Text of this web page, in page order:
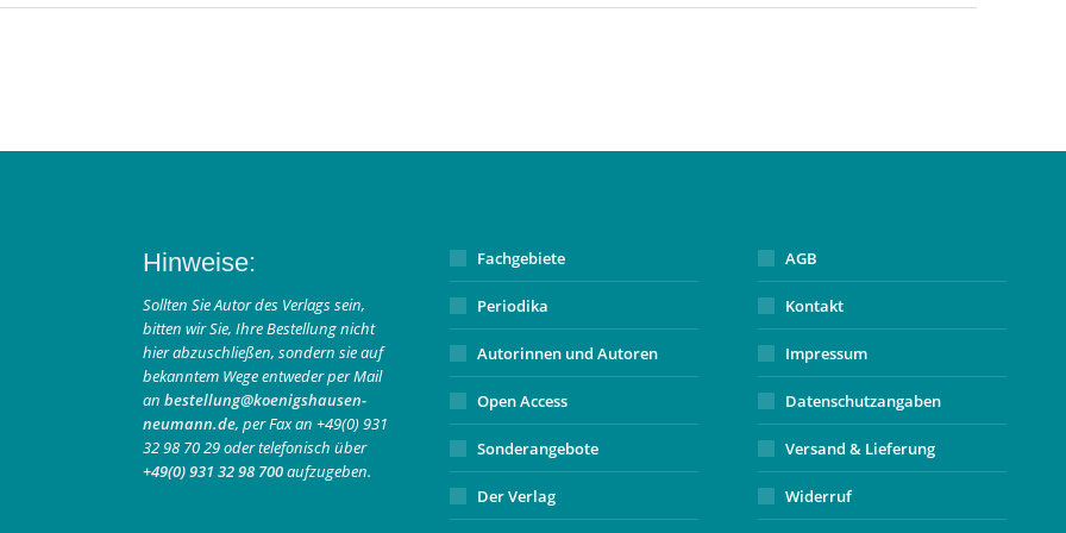
Hinweise:
Sollten Sie Autor des Verlags sein,
bitten wir Sie, Ihre Bestellung nicht
hier abzuschließen, sondern sie auf
bekanntem Wege entweder per Mail
an bestellung@koenigshausen-
neumann.de, per Fax an +49(0) 931
32 98 70 29 oder telefonisch über
+49(0) 931 32 98 700aufzugeben.
Fachgebiete
Periodika
Autorinnen und Autoren
Open Access
Sonderangebote
Der Verlag
AGB
Kontakt
Impressum
Datenschutzangaben
Versand & Lieferung
Widerruf